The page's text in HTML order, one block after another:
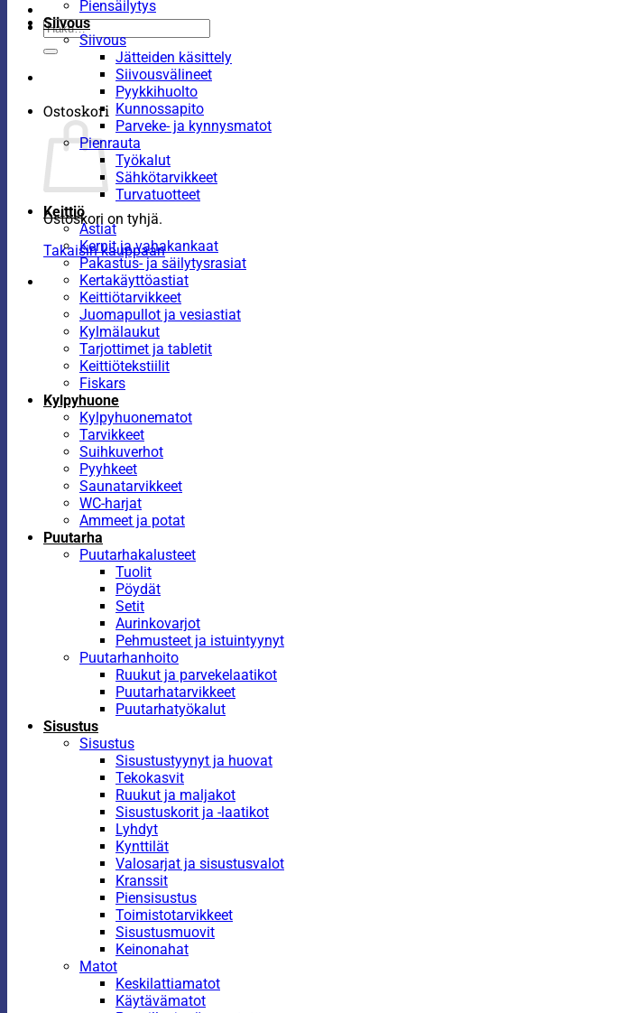
Etsi:
Ostoskori
Ostoskori on tyhjä.
Takaisin kauppaan
Piensäilytys
Siivous
Siivous
Jätteiden käsittely
Siivousvälineet
Pyykkihuolto
Kunnossapito
Parveke- ja kynnysmatot
Pienrauta
Työkalut
Sähkötarvikkeet
Turvatuotteet
Keittiö
Astiat
Kernit ja vahakankaat
Pakastus- ja säilytysrasiat
Kertakäyttöastiat
Keittiötarvikkeet
Juomapullot ja vesiastiat
Kylmälaukut
Tarjottimet ja tabletit
Keittiötekstiilit
Fiskars
Kylpyhuone
Kylpyhuonematot
Tarvikkeet
Suihkuverhot
Pyyhkeet
Saunatarvikkeet
WC-harjat
Ammeet ja potat
Puutarha
Puutarhakalusteet
Tuolit
Pöydät
Setit
Aurinkovarjot
Pehmusteet ja istuintyynyt
Puutarhanhoito
Ruukut ja parvekelaatikot
Puutarhatarvikkeet
Puutarhatyökalut
Sisustus
Sisustus
Sisustustyynyt ja huovat
Tekokasvit
Ruukut ja maljakot
Sisustuskorit ja -laatikot
Lyhdyt
Kynttilät
Valosarjat ja sisustusvalot
Kranssit
Piensisustus
Toimistotarvikkeet
Sisustusmuovit
Keinonahat
Matot
Keskilattiamatot
Käytävämatot